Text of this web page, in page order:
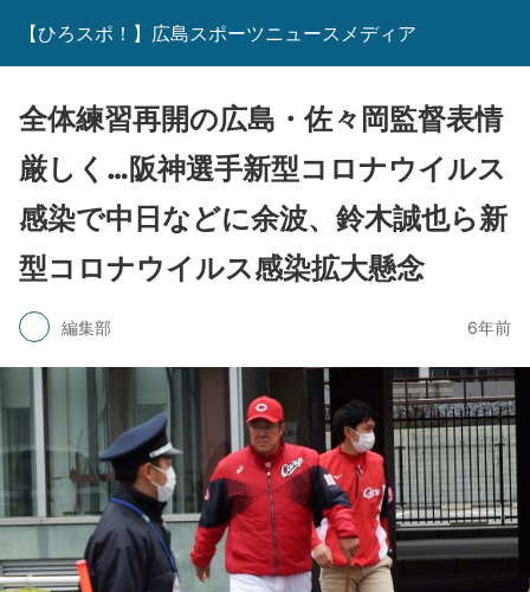
【ひろスポ！】広島スポーツニュースメディア
全体練習再開の広島・佐々岡監督表情
厳しく…阪神選手新型コロナウイルス
感染で中日などに余波、鈴木誠也ら新
型コロナウイルス感染拡大懸念
編集部 6年前